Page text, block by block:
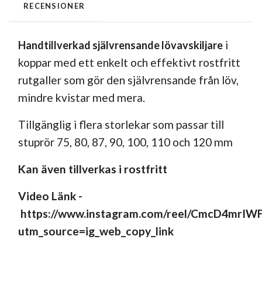
RECENSIONER
Handtillverkad självrensande lövavskiljare i
koppar med ett enkelt och effektivt rostfritt
rutgaller som gör den självrensande från löv,
mindre kvistar med mera.
Tillgänglig i flera storlekar som passar till
stuprör 75, 80, 87, 90, 100, 110 och 120 mm
Kan även tillverkas i rostfritt
Video Länk -
https://www.instagram.com/reel/
utm_source=ig_web_copy_link